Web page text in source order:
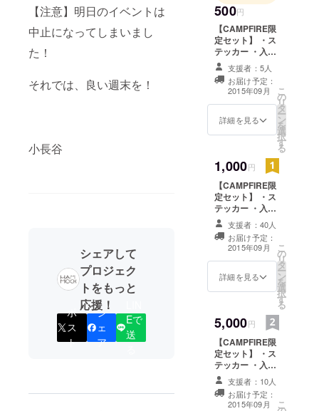
【注意】明日のイベントは
中止になってしまいまし
た！
それでは、良い週末を！
小長谷
シェアして
プロジェク
トをもっと
応援！
ポ
ス
ト
シ
ェ
ア
Eで
送
500円
【CAMPFIRE限
定セット】 ・ス
テッカー ・入会
金無料券
支援者：5人
お届け予定：
2015年09月
詳細を見る
こ
の
リ
タ
ー
ン
を
選
択
す
る
1,000円
【CAMPFIRE限
定セット】 ・ス
テッカー ・入会
金無料券 ・
1day 無料利用券
1枚
支援者：40人
お届け予定：
2015年09月
詳細を見る
こ
の
リ
タ
ー
ン
を
選
択
す
る
5,000円
【CAMPFIRE限
定セット】 ・ス
テッカー ・入会
金無料券 ・1day
無料利用券 5
枚 ・「みんなで
支援者：10人
お届け予定：
2015年09月
こ